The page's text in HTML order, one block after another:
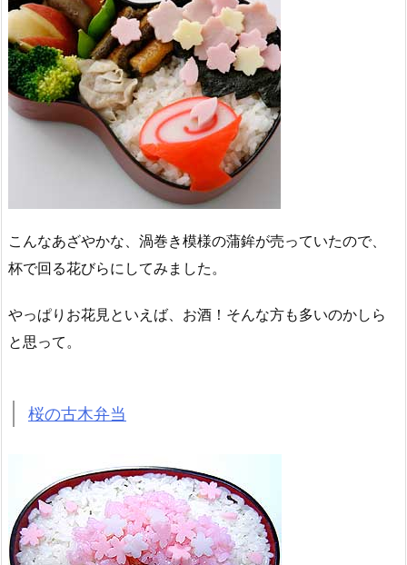
こんなあざやかな、渦巻き模様の蒲鉾が売っていたので、
杯で回る花びらにしてみました。
やっぱりお花見といえば、お酒！そんな方も多いのかしら
と思って。
桜の古木弁当